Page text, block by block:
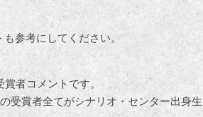
参考にしてください。
者コメントです。
受賞者全てがシナリオ・センター出身生